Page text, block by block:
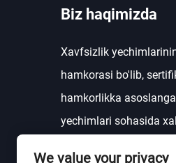
Biz haqimizda
Xavfsizlik
hamkorasi bo'lib,
hamkorlikka
yechimlari sohasida
We value your privacy